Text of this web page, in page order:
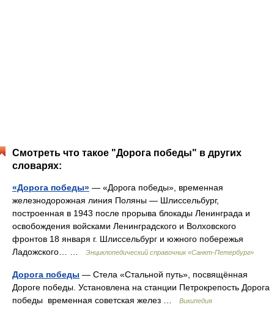
Смотреть что такое "Дорога победы" в других
словарях:
«Дорога победы» — «Дорога победы», временная
железнодорожная линия Поляны — Шлиссельбург,
построенная в 1943 после прорыва блокады Ленинграда и
освобождения войсками Ленинградского и Волховского
фронтов 18 января г. Шлиссельбург и южного побережья
Ладожского… …
Энциклопедический справочник «Санкт-Петербург»
Дорога победы — Стела «Стальной путь», посвящённая
Дороге победы. Установлена на станции Петрокрепость Дорога
победы временная советская желез …
Википедия